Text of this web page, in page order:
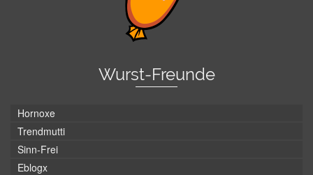
Wurst-Freunde
Hornoxe
Trendmutti
Sinn-Frei
Eblogx